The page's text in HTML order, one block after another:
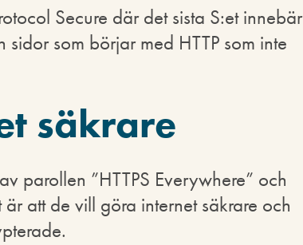
Secure där det sista S:et innebär
som börjar med HTTP som inte
säkrare
parollen ”HTTPS Everywhere” och
att de vill göra internet säkrare och